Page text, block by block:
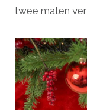
twee maten